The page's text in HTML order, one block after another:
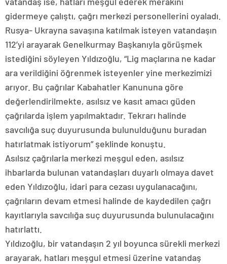
gidermeye çalıştı, çağrı merkezi personellerini oyaladı.
Rusya- Ukrayna savaşına katılmak isteyen vatandaşın
112’yi arayarak Genelkurmay Başkanıyla görüşmek
istediğini söyleyen Yıldızoğlu, “Lig maçlarına ne kadar
ara verildiğini öğrenmek isteyenler yine merkezimizi
arıyor. Bu çağrılar Kabahatler Kanununa göre
değerlendirilmekte, asılsız ve kasıt amacı güden
çağrılarda işlem yapılmaktadır. Tekrarı halinde
savcılığa suç duyurusunda bulunulduğunu buradan
hatırlatmak istiyorum” şeklinde konuştu.
Asılsız çağrılarla merkezi meşgul eden, asılsız
ihbarlarda bulunan vatandaşları duyarlı olmaya davet
eden Yıldızoğlu, idari para cezası uygulanacağını,
çağrıların devam etmesi halinde de kaydedilen çağrı
kayıtlarıyla savcılığa suç duyurusunda bulunulacağını
hatırlattı.
Yıldızoğlu, bir vatandaşın 2 yıl boyunca sürekli merkezi
arayarak, hatları meşgul etmesi üzerine vatandaş